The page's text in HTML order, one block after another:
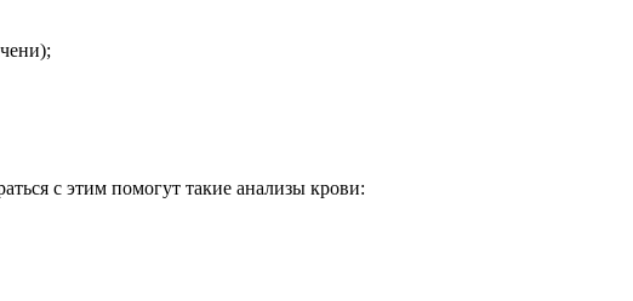
с этим помогут такие анализы крови: